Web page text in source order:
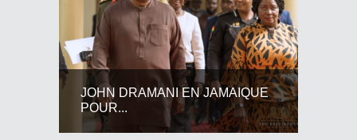
JOHN DRAMANI EN JAMAIQUE
POUR...